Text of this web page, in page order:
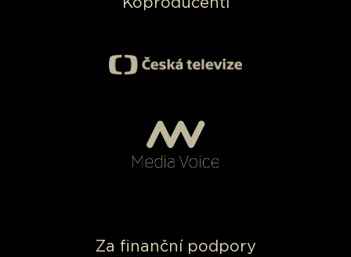
Za finanční podpory